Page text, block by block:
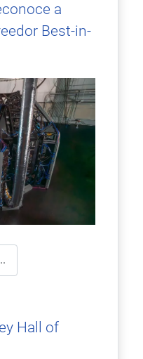
a
Best-in-
Hall of